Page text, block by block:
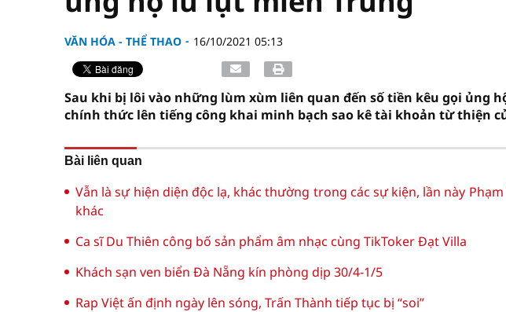
VĂN HÓA - THỂ THAO 16/10/2021 05:13
Sau khi bị lôi vào những lùm xùm liên quan đến số tiền kêu gọi ủng
chính thức lên tiếng công khai minh bạch sao kê tài khoản từ thiện
Bài liên quan
Vẫn là sự hiện diện độc lạ, khác thường trong các sự kiện, lần này
khác
Ca sĩ Du Thiên công bố sản phẩm âm nhạc cùng TikToker Đạt Villa
Khách sạn ven biển Đà Nẵng kín phòng dịp 30/4-1/5
Rap Việt ấn định ngày lên sóng, Trấn Thành tiếp tục bị “soi”